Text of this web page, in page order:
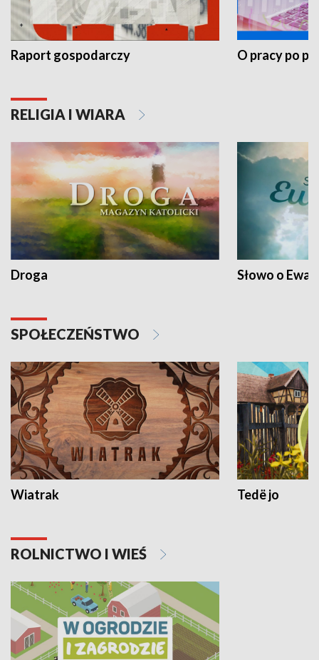
Raport gospodarczy O pracy po
RELIGIA I WIARA
Droga Słowo o
SPOŁECZEŃSTWO
Wiatrak Tedë jo
ROLNICTWO I WIEŚ